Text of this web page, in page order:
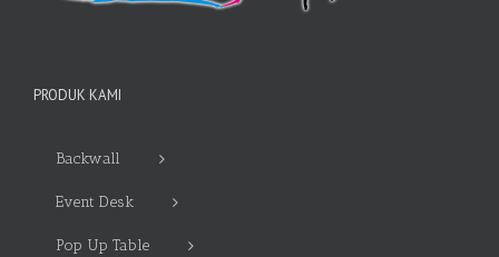
PRODUK KAMI
Backwall
Event Desk
Pop Up Table